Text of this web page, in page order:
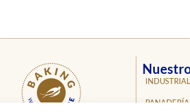
INDUSTRIAL
PANADERÍA